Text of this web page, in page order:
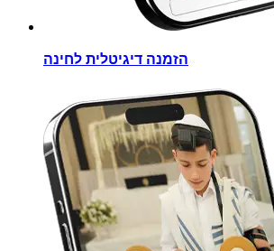
הזמנה דיגיטלית לחינה